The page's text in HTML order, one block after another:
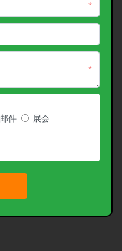
*
*
邮件
展会